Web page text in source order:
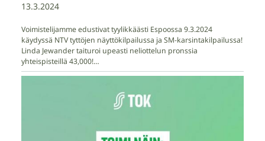
13.3.2024
Voimistelijamme edustivat tyylikkäästi Espoossa 9.3.2024
käydyssä NTV tyttöjen näyttökilpailussa ja SM-karsintakilpailussa!
Linda Jewander taituroi upeasti neliottelun pronssia
yhteispisteillä 43,000!…